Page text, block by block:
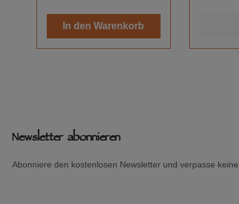
In den Warenkorb
Newsletter abonnieren
Abonniere den kostenlosen Newsletter und verpasse